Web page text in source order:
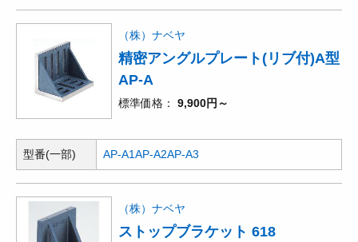
（株）ナベヤ
精密アングルプレート(リブ付)A型
AP-A
標準価格 9,900円～
型番(一部) AP-A1AP-A2AP-A3
（株）ナベヤ
ストップブラケット 618